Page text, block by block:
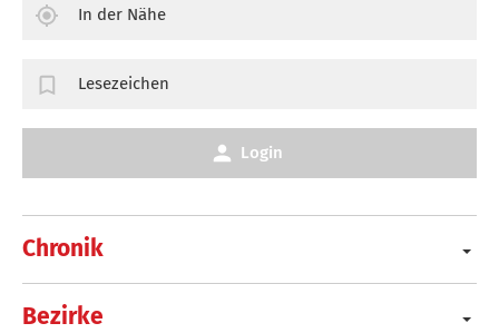
Chronik
Bezirke
In der Nähe
Lesezeichen
Login